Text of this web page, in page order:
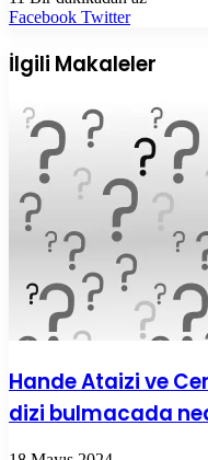
Facebook TwitterLinkedIn
Tumblr
Pinterest
Reddit
VKontakte
E-
ile
paylaş
Yazdır
İlgili Makaleler
Hande Ataizi ve
dizi bulmacada